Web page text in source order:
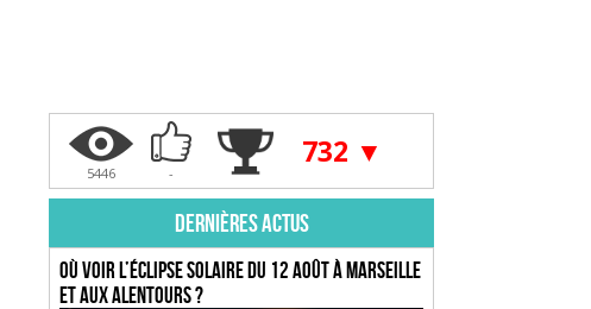
5446 -
732 ▼
Dernières actus
Où voir l’éclipse solaire du 12 août à Marseille
et aux alentours ?